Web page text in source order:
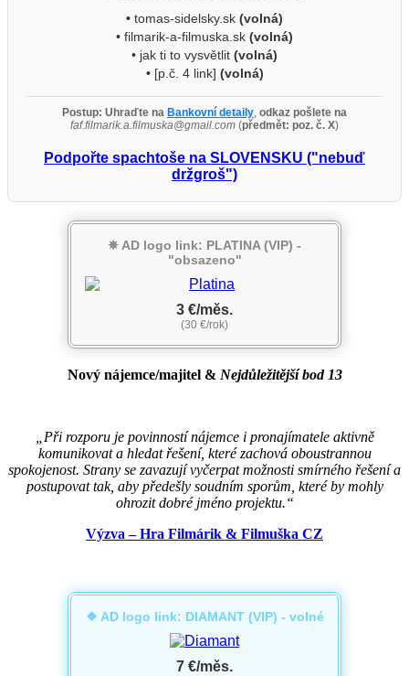
• tomas-sidelsky.sk (volná)
• filmarik-a-filmuska.sk (volná)
• jak ti to vysvětlit (volná)
• [p.č. 4 link] (volná)
Postup: Uhraďte na Bankovní detaily odkaz pošlete na
faf.filmarik.a.filmuska@gmail.com (předmět: poz. č. X)
Podpořte spachtoše na SLOVENSKU ("nebuď
držgroš")
✵ AD logo link: PLATINA (VIP) -
"obsazeno"
3 €/měs.
(30 €/rok)
Nový nájemce/majitel & Nejdůležitější bod 13
„Při rozporu je povinností nájemce i pronajímatele aktivně
komunikovat a hledat řešení, které zachová oboustrannou
spokojenost. Strany se zavazují vyčerpat možnosti smírného řešení a
postupovat tak, aby předešly soudním sporům, které by mohly
ohrozit dobré jméno projektu.“
Výzva – Hra Filmárik & Filmuška CZ
❖ AD logo link: DIAMANT (VIP) - volné
7 €/měs.